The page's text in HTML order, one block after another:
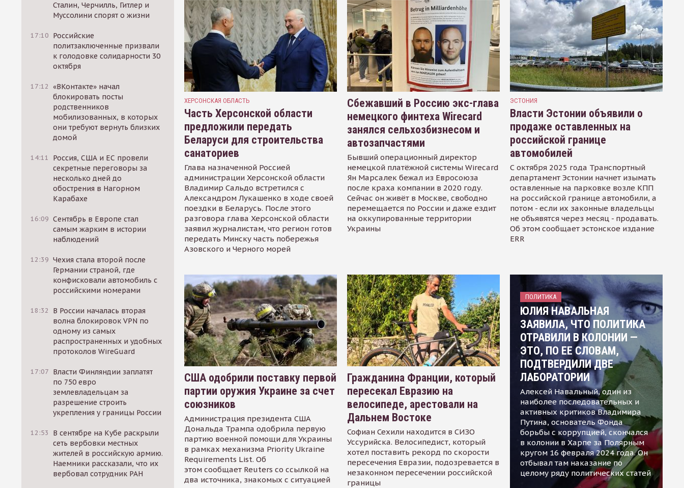
Сталин, Черчилль, Гитлер и
Муссолини спорят о жизни
17:10 Российские
политзаключенные призвали
к голодовке солидарности 30
октября
17:12 «ВКонтакте» начал
блокировать посты
родственников
мобилизованных, в которых
они требуют вернуть близких
домой
14:11
Россия, США и ЕС провели
секретные переговоры за
несколько дней до
обострения в Нагорном
Карабахе
16:09 Сентябрь в Европе стал
самым жарким в истории
наблюдений
12:39 Чехия стала второй после
Германии страной, где
конфисковали автомобиль с
российскими номерами
18:32
В России началась вторая
волна блокировок VPN по
одному из самых
распространенных и удобных
протоколов WireGuard
17:07 Власти Финляндии заплатят
по 750 евро
землевладельцам за
разрешение строить
укрепления у границы России
12:53
В сентябре на Кубе раскрыли
сеть вербовки местных
жителей в российскую армию.
Наемники рассказали, что их
вербовал сотрудник РАН
ХЕРСОНСКАЯ ОБЛАСТЬ
Часть Херсонской области
предложили передать
Беларуси для строительства
санаториев
Глава назначенной Россией
администрации Херсонской области
Владимир Сальдо встретился с
Александром Лукашенко в ходе своей
поездки в Беларусь. После этого
разговора глава Херсонской области
заявил журналистам, что регион готов
передать Минску часть побережья
Азовского и Черного морей
Сбежавший в Россию экс-глава
немецкого финтеха Wirecard
занялся сельхозбизнесом и
автозапчастями
Бывший операционный директор
немецкой платёжной системы Wirecard
Ян Марсалек бежал из Евросоюза
после краха компании в 2020 году.
Сейчас он живёт в Москве, свободно
перемещается по России и даже ездит
на оккупированные территории
Украины
ЭСТОНИЯ
Власти Эстонии объявили о
продаже оставленных на
российской границе
автомобилей
С октября 2025 года Транспортный
департамент Эстонии начнет изымать
оставленные на парковке возле КПП
на российской границе автомобили, а
потом - если их законные владельцы
не объявятся через месяц - продавать.
Об этом сообщает эстонское издание
ERR
США одобрили поставку первой
партии оружия Украине за счет
союзников
Администрация президента США
Дональда Трампа одобрила первую
партию военной помощи для Украины
в рамках механизма Priority Ukraine
Requirements List. Об
этом сообщает Reuters со ссылкой на
два источника, знакомых с ситуацией
Гражданина Франции, который
пересекал Евразию на
велосипеде, арестовали на
Дальнем Востоке
Софиан Сехили находится в СИЗО
Уссурийска. Велосипедист, который
хотел поставить рекорд по скорости
пересечения Евразии, подозревается в
незаконном пересечении российской
границы
ПОЛИТИКА
ЮЛИЯ НАВАЛЬНАЯ
ЗАЯВИЛА, ЧТО ПОЛИТИКА
ОТРАВИЛИ В КОЛОНИИ —
ЭТО, ПО ЕЕ СЛОВАМ,
ПОДТВЕРДИЛИ ДВЕ
ЛАБОРАТОРИИ
Алексей Навальный, один из
наиболее последовательных и
активных критиков Владимира
Путина, основатель Фонда
борьбы с коррупцией, скончался
в колонии в Харпе за Полярным
кругом 16 февраля 2024 года. Он
отбывал там наказание по
целому ряду политических статей